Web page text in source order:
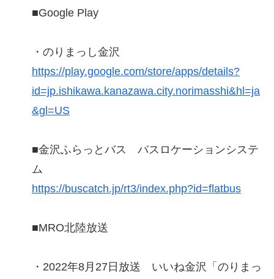
■Google Play
・のりまっし金沢
https://play.google.com/store/apps/details?
id=jp.ishikawa.kanazawa.city.norimasshi&hl=ja
&gl=US
■金沢ふらっとバス バスロケーションシステ
ム
https://buscatch.jp/rt3/index.php?id=flatbus
■MRO北陸放送
・2022年8月27日放送 いいね金沢「のりまっ